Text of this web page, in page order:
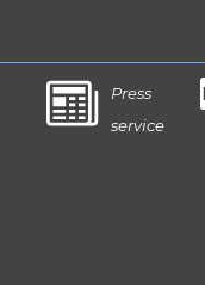
Press
service